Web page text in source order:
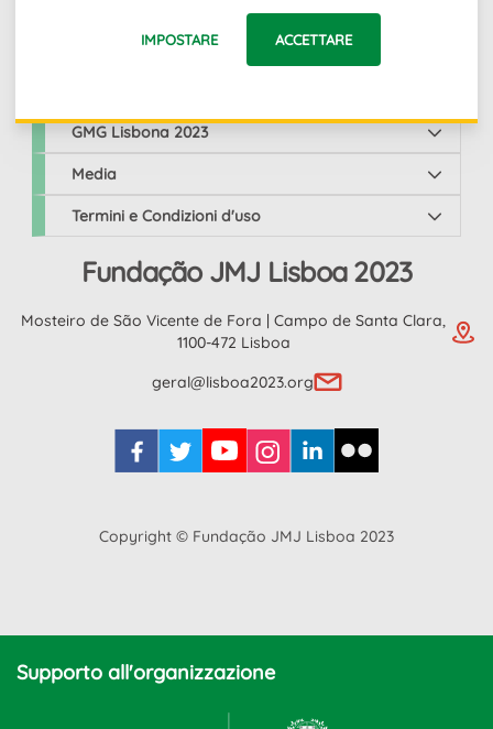
IMPOSTARE ACCETTARE
Links
GMG Lisbona 2023
Media
Termini e Condizioni d'uso
Fundação JMJ Lisboa 2023
Mosteiro de São Vicente de Fora | Campo de Santa Clara,
1100-472 Lisboa
geral@lisboa2023.org
Copyright © Fundação JMJ Lisboa 2023
Supporto all'organizzazione